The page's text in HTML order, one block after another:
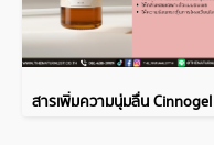
สารเพิ่มความนุ่มลื่น